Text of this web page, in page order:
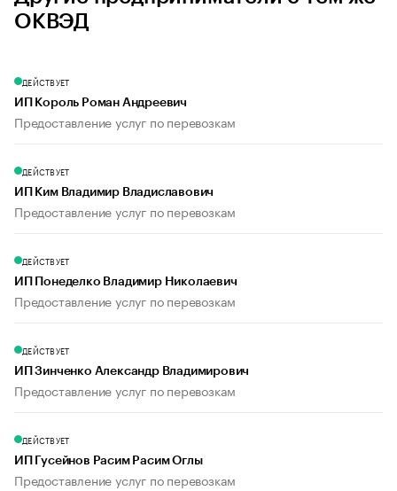
ОКВЭД
ДЕЙСТВУЕТ
ИП Король Роман Андреевич
Предоставление услуг по перевозкам
ДЕЙСТВУЕТ
ИП Ким Владимир Владиславович
Предоставление услуг по перевозкам
ДЕЙСТВУЕТ
ИП Понеделко Владимир Николаевич
Предоставление услуг по перевозкам
ДЕЙСТВУЕТ
ИП Зинченко Александр Владимирович
Предоставление услуг по перевозкам
ДЕЙСТВУЕТ
ИП Гусейнов Расим Расим Оглы
Предоставление услуг по перевозкам